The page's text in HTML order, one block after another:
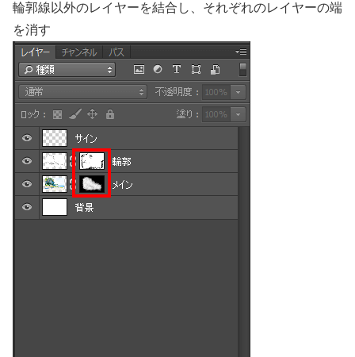
輪郭線以外のレイヤーを結合し、それぞれのレイヤーの端
を消す